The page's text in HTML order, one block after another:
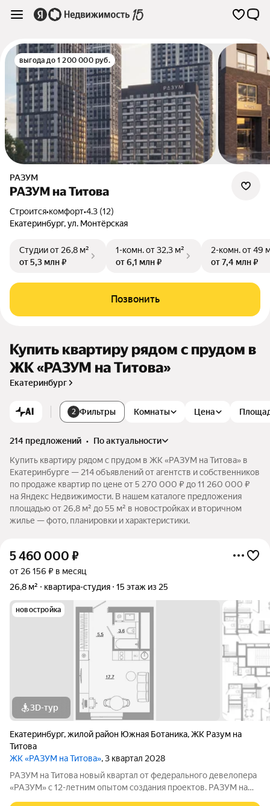
выгода до 1 200 000 руб.
РАЗУМ
РАЗУМ на Титова
Строится•комфорт•4.3 (12)
Екатеринбург,ул. Монтёрская
Студииот 26,8 м²
от 5,3 млн ₽
1-комн.от 32,3 м²
от 6,1 млн ₽
2-комн.от 49
от 7,4 млн ₽
Позвонить
Купить квартиру рядом с прудом в
ЖК «РАЗУМ на Титова»
Екатеринбург
AI 2 Фильтры Комнаты Цена
214 предложений •
по актуальности
Купить квартиру рядом с прудом в ЖК «РАЗУМ на Титова» в
Екатеринбурге — 214 объявлений от агентств и собственников
по продаже квартир по цене от 5 270 000 ₽ до 11 260 000 ₽
на Яндекс Недвижимости. В нашем каталоге предложения
площадью от 26,8 м² до 55 м² в новостройках и вторичном
жилье — фото, планировки и характеристики.
5 460 000 ₽
от 26 156 ₽ в месяц
26,8 м²
квартира-студия 15 этаж из 25
новостройка
3D-тур
Екатеринбург,жилой район Южная Ботаника,ЖК Разум на
Титова
ЖК «РАЗУМ на Титова», 3 квартал 2028
РАЗУМ на Титова новый квартал от федерального девелопера
«РАЗУМ» с 12-летним опытом создания проектов. РАЗУМ на